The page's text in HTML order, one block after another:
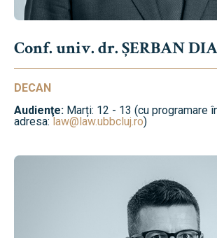
Conf. univ. dr. ȘERBAN
DECAN
Audienţe: Marți: 12 - 13 (cu programare
adresa:law@law.ubbcluj.ro)